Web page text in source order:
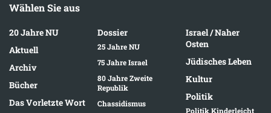
Wählen Sie aus
20 Jahre NU
Aktuell
Archiv
Bücher
Das Vorletzte Wort
Dossier
25 Jahre NU
75 Jahre Israel
80 Jahre Zweite
Republik
Chassidismus
Israel / Naher
Osten
Jüdisches Leben
Kultur
Politik
Politik Kinderleicht